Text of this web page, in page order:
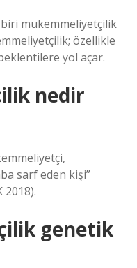
mükemmeliyetçilik
özellikle
yol açar.
nedir
sarf eden kişi”
2018).
genetik